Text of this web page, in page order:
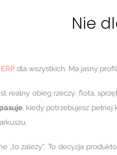
Nie
ERP dla wszystkich. Ma jasny
realny obieg rzeczy: flota,
, kiedy potrzebujesz pełnej
„to zależy”. To decyzja